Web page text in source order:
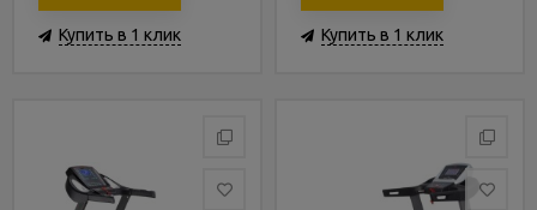
Купить в 1 клик Купить в 1 клик